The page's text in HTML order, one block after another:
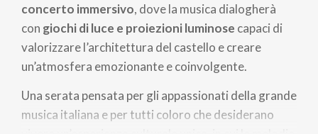
concerto immersivo, dove la musica dialogherà
con giochi di luce e proiezioni luminose capaci di
valorizzare l’architettura del castello e creare
un’atmosfera emozionante e coinvolgente.
Una serata pensata per gli appassionati della grande
musica italiana e per tutti coloro che desiderano